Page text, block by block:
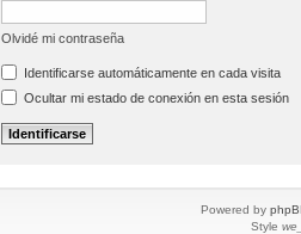
Olvidé mi contraseña
Identificarse automáticamente en cada visita
Ocultar mi estado de conexión en esta sesión
Powered by
Style